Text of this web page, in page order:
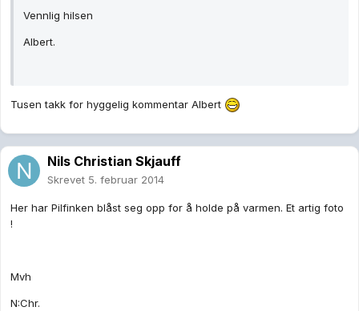
Vennlig hilsen
Albert.
Tusen takk for hyggelig kommentar Albert
Nils Christian Skjauff
Skrevet 5. februar 2014
Her har Pilfinken blåst seg opp for å holde på varmen. Et artig foto
!
Mvh
N:Chr.